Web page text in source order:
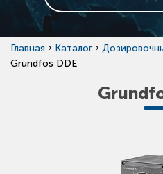
Главная › Каталог ›
Grundfos DDE